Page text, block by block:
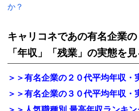
か？
キャリコネであの有名企業の
「年収」「残業」 の実態を見
＞＞有名企業の２０代平均年収・
＞＞有名企業の３０代平均年収・